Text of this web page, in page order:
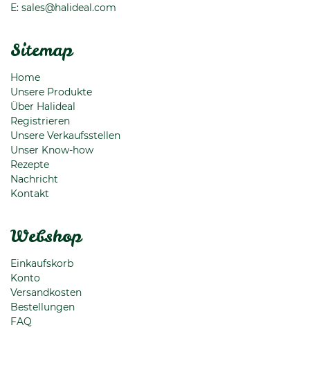
E: sales@halideal.com
Sitemap
Home
Unsere Produkte
Über Halideal
Registrieren
Unsere Verkaufsstellen
Unser Know-how
Rezepte
Nachricht
Kontakt
Webshop
Einkaufskorb
Konto
Versandkosten
Bestellungen
FAQ